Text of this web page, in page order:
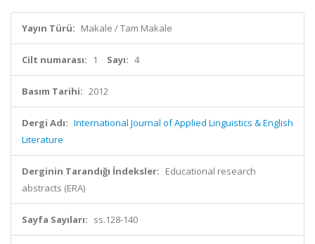
Yayın Türü: Makale / Tam Makale
Cilt numarası: 1 Sayı: 4
Basım Tarihi: 2012
Dergi Adı: International Journal of Applied Linguistics & English
Literature
Derginin Tarandığı İndeksler: Educational research
abstracts (ERA)
Sayfa Sayıları: ss.128-140